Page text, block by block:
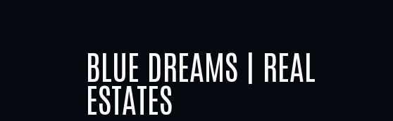
BLUE DREAMS | REAL
ESTATES